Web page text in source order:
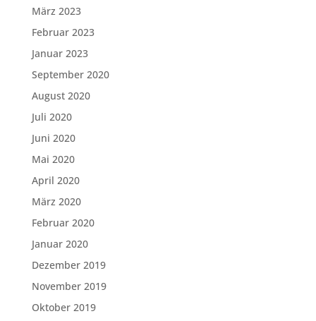
März 2023
Februar 2023
Januar 2023
September 2020
August 2020
Juli 2020
Juni 2020
Mai 2020
April 2020
März 2020
Februar 2020
Januar 2020
Dezember 2019
November 2019
Oktober 2019